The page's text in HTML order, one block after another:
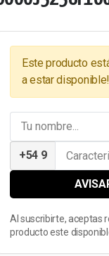
Este producto
a estar disponible!
+54 9
Al suscribirte, aceptas
producto este